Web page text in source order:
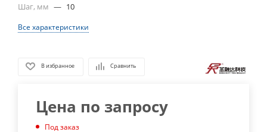
Шаг, мм — 10
Все характеристики
В избранное Сравнить
Цена по запросу
Под заказ